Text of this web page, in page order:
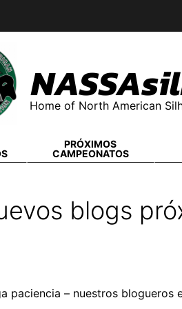
Home of North American
PRÓXIMOS
CAMPEONATOS
blogs
paciencia – nuestros